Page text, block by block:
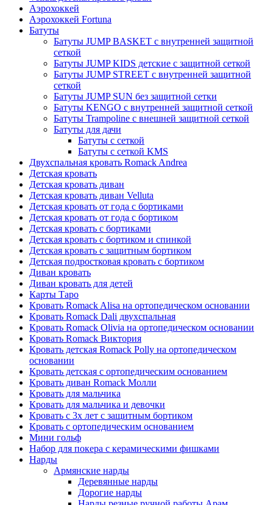
Аэрохоккей
Аэрохоккей Fortuna
Батуты
Батуты JUMP BASKET с внутренней защитной
сеткой
Батуты JUMP KIDS детские с защитной сеткой
Батуты JUMP STREET с внутренней защитной
сеткой
Батуты JUMP SUN без защитной сетки
Батуты KENGO с внутренней защитной сеткой
Батуты Trampoline с внешней защитной сеткой
Батуты для дачи
Батуты с сеткой
Батуты с сеткой KMS
Двухспальная кровать Romack Andrea
Детская кровать
Детская кровать диван
Детская кровать диван Velluta
Детская кровать от года с бортиками
Детская кровать от года с бортиком
Детская кровать с бортиками
Детская кровать с бортиком и спинкой
Детская кровать с защитным бортиком
Детская подростковая кровать с бортиком
Диван кровать
Диван кровать для детей
Карты Таро
Кровать Romack Alisa на ортопедическом основании
Кровать Romack Dali двухспальная
Кровать Romack Olivia на ортопедическом основании
Кровать Romack Виктория
Кровать детская Romack Polly на ортопедическом
основании
Кровать детская с ортопедическим основанием
Кровать диван Romack Молли
Кровать для мальчика
Кровать для мальчика и девочки
Кровать с 3х лет с защитным бортиком
Кровать с ортопедическим основанием
Мини гольф
Набор для покера с керамическими фишками
Нарды
Армянские нарды
Деревянные нарды
Дорогие нарды